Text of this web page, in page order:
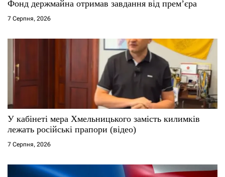
Фонд держмайна отримав завдання від прем’єра
7 Серпня, 2026
У кабінеті мера Хмельницького замість килимків
лежать російські прапори (відео)
7 Серпня, 2026